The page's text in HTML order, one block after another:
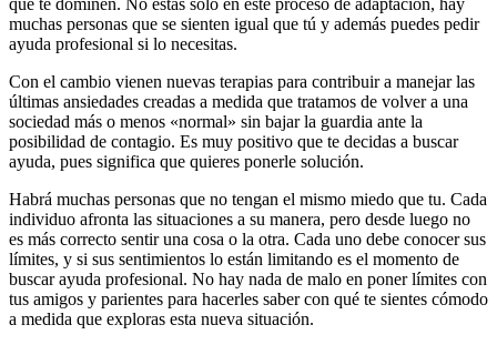
muchas personas que se sienten igual que tú y además puedes pedir
ayuda profesional si lo necesitas.
Con el cambio vienen nuevas terapias para contribuir a manejar las
últimas ansiedades creadas a medida que tratamos de volver a una
sociedad más o menos «normal» sin bajar la guardia ante la
posibilidad de contagio. Es muy positivo que te decidas a buscar
ayuda, pues significa que quieres ponerle solución.
Habrá muchas personas que no tengan el mismo miedo que tu. Cada
individuo afronta las situaciones a su manera, pero desde luego no
es más correcto sentir una cosa o la otra. Cada uno debe conocer sus
límites, y si sus sentimientos lo están limitando es el momento de
buscar ayuda profesional. No hay nada de malo en poner límites con
tus amigos y parientes para hacerles saber con qué te sientes cómodo
a medida que exploras esta nueva situación.